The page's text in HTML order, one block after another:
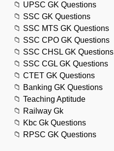
📁 UPSC GK Questions
📁 SSC GK Questions
📁 SSC MTS GK Questions
📁 SSC CPO GK Questions
📁 SSC CHSL GK Questions
📁 SSC CGL GK Questions
📁 CTET GK Questions
📁 Banking GK Questions
📁 Teaching Aptitude
📁 Railway Gk
📁 Kbc Gk Questions
📁 RPSC GK Questions